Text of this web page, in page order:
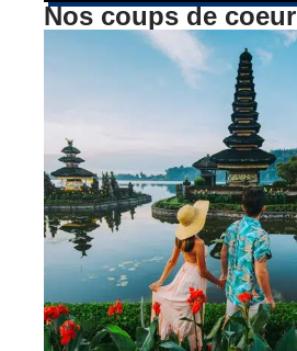
Nos coups de coeur